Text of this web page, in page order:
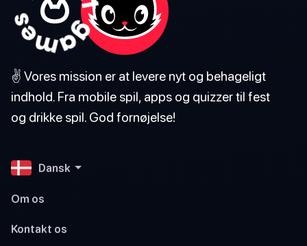
✌️ Vores mission er at levere nyt og behageligt
indhold. Fra mobile spil, apps og quizzer til fest
og drikke spil. God fornøjelse!
Dansk
Om os
Kontakt os